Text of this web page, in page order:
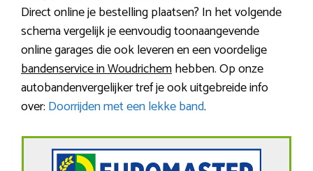
Direct online je bestelling plaatsen? In het volgende
schema vergelijk je eenvoudig toonaangevende
online garages die ook leveren en een voordelige
bandenservice in Woudrichemhebben. Op onze
autobandenvergelijker tref je ook uitgebreide info
over: Doorrijden met een lekke band.